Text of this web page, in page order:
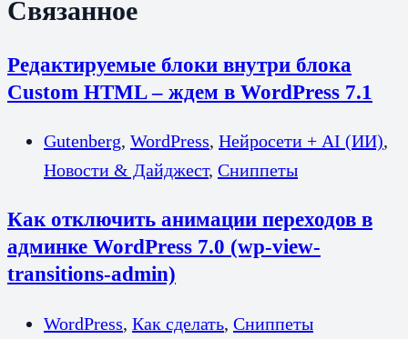
Связанное
Редактируемые блоки внутри блока
Custom HTML – ждем в WordPress 7.1
Gutenberg, WordPress, Нейросети + AI (ИИ),
Новости & Дайджест, Сниппеты
Как отключить анимации переходов в
админке WordPress 7.0 (wp-view-
transitions-admin)
WordPress, Как сделать, Сниппеты